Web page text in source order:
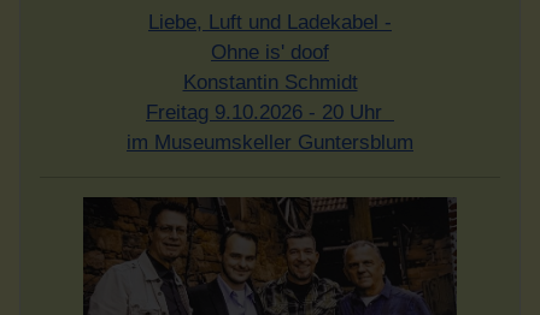
Liebe, Luft und Ladekabel -
Ohne is' doof
Konstantin Schmidt
Freitag 9.10.2026 - 20 Uhr
im Museumskeller Guntersblum